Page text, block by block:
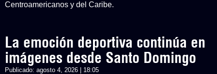
Centroamericanos y del Caribe.
La emoción deportiva continúa en
imágenes desde Santo Domingo
Publicado: agosto 4, 2026 | 18:05